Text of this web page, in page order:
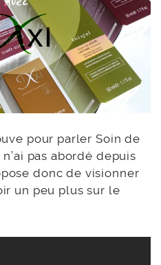
pour parler Soin de
pas abordé depuis
donc de visionner
un peu plus sur le